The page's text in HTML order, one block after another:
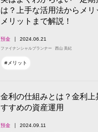
は？上手な活用法からメリ
メリットまで解説！
預金 2024.06.21
ファイナンシャルプランナー 西山 美紀
#メリット
金利の仕組みとは？金利上
すすめの資産運用
預金 2024.09.11